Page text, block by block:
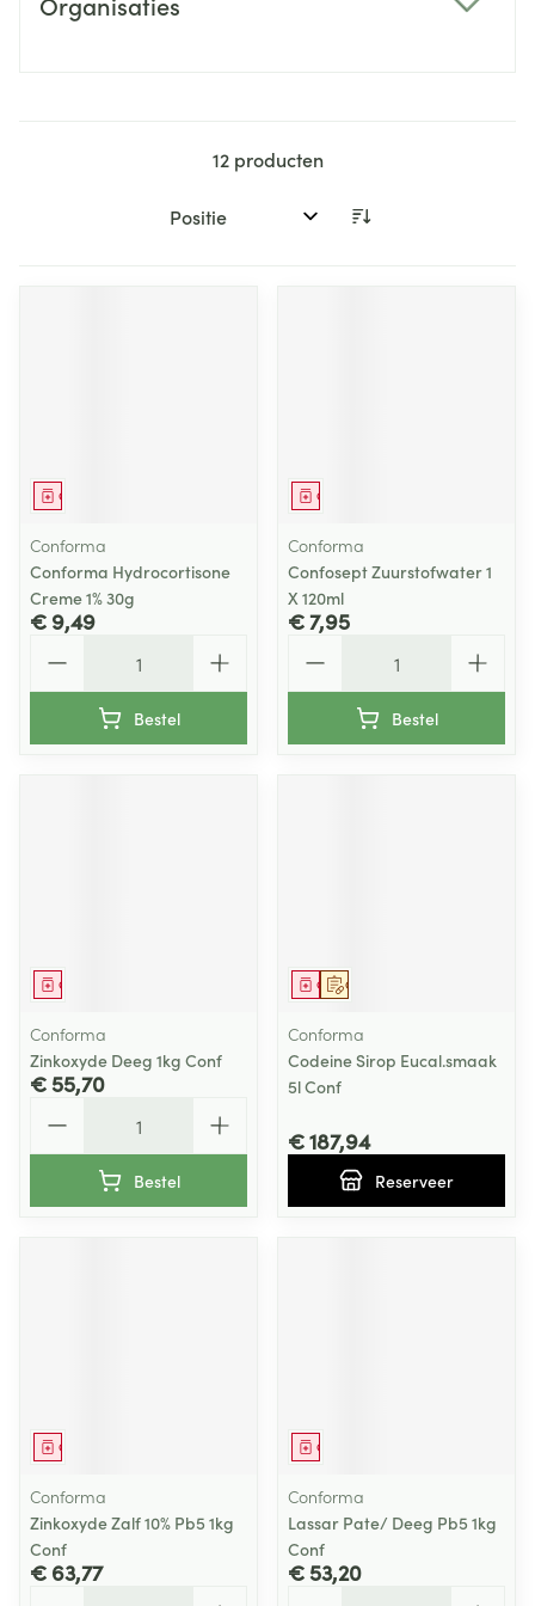
12producten
Sorteer op:
Geneesmiddel
Conforma
Conforma Hydrocortisone
Creme 1% 30g
€ 9,49
Bestel
Geneesmiddel
Conforma
Confosept Zuurstofwater 1
X 120ml
€ 7,95
Bestel
Geneesmiddel
Conforma
Zinkoxyde Deeg 1kg Conf
€ 55,70
Bestel
Op voorschrift
Geneesmiddel
Conforma
Codeine Sirop Eucal.smaak
5l Conf
€ 187,94
Reserveer
Geneesmiddel
Conforma
Zinkoxyde Zalf 10% Pb5 1kg
Conf
€ 63,77
Geneesmiddel
Conforma
Lassar Pate/ Deeg Pb5 1kg
Conf
€ 53,20